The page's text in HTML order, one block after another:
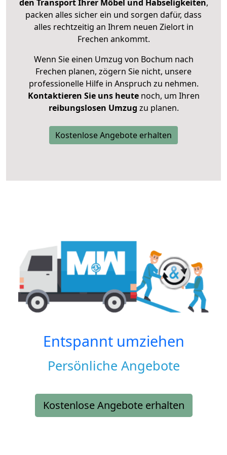
den Transport Ihrer Möbel und Habseligkeiten,
packen alles sicher ein und sorgen dafür, dass
alles rechtzeitig an Ihrem neuen Zielort in
Frechen ankommt.
Wenn Sie einen Umzug von Bochum nach
Frechen planen, zögern Sie nicht, unsere
professionelle Hilfe in Anspruch zu nehmen.
Kontaktieren Sie uns heutenoch, um Ihren
reibungslosen Umzug zu planen.
Kostenlose Angebote erhalten
Entspannt umziehen
Persönliche Angebote
Kostenlose Angebote erhalten